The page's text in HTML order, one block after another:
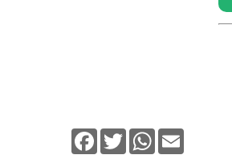
Facebook
TwitterWhatsApp